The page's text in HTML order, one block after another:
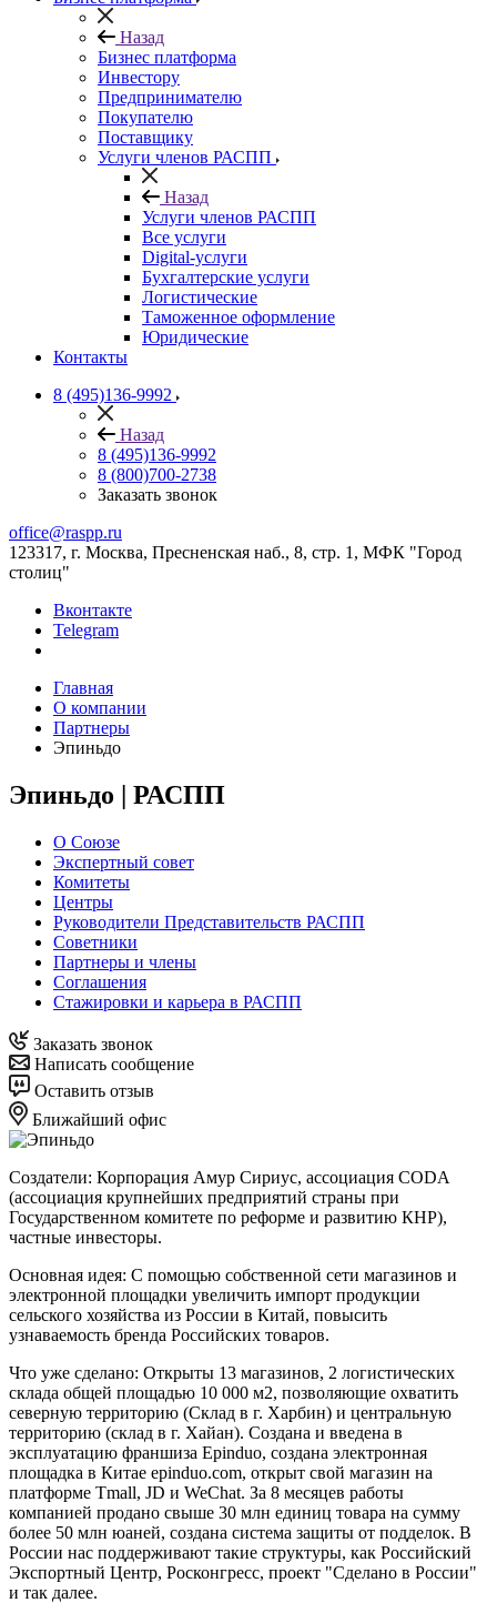
Назад
Бизнес платформа
Инвестору
Предпринимателю
Покупателю
Поставщику
Услуги членов РАСПП
Назад
Услуги членов РАСПП
Все услуги
Digital-услуги
Бухгалтерские услуги
Логистические
Таможенное оформление
Юридические
Контакты
8 (495)136-9992
Назад
8 (495)136-9992
8 (800)700-2738
Заказать звонок
office@raspp.ru
123317, г. Москва, Пресненская наб., 8, стр. 1, МФК "Город
столиц"
Вконтакте
Telegram
Главная
О компании
Партнеры
Эпиньдо
Эпиньдо | РАСПП
О Союзе
Экспертный совет
Комитеты
Центры
Руководители Представительств РАСПП
Советники
Партнеры и члены
Соглашения
Стажировки и карьера в РАСПП
Заказать звонок
Написать сообщение
Оставить отзыв
Ближайший офис
Создатели: Корпорация Амур Сириус, ассоциация CODA
(ассоциация крупнейших предприятий страны при
Государственном комитете по реформе и развитию КНР),
частные инвесторы.
Основная идея: С помощью собственной сети магазинов и
электронной площадки увеличить импорт продукции
сельского хозяйства из России в Китай, повысить
узнаваемость бренда Российских товаров.
Что уже сделано: Открыты 13 магазинов, 2 логистических
склада общей площадью 10 000 м2, позволяющие охватить
северную территорию (Склад в г. Харбин) и центральную
территорию (склад в г. Хайан). Создана и введена в
эксплуатацию франшиза Epinduo, создана электронная
площадка в Китае epinduo.com, открыт свой магазин на
платформе Tmall, JD и WeChat. За 8 месяцев работы
компанией продано свыше 30 млн единиц товара на сумму
более 50 млн юаней, создана система защиты от подделок. В
России нас поддерживают такие структуры, как Российский
Экспортный Центр, Росконгресс, проект "Сделано в России"
и так далее.